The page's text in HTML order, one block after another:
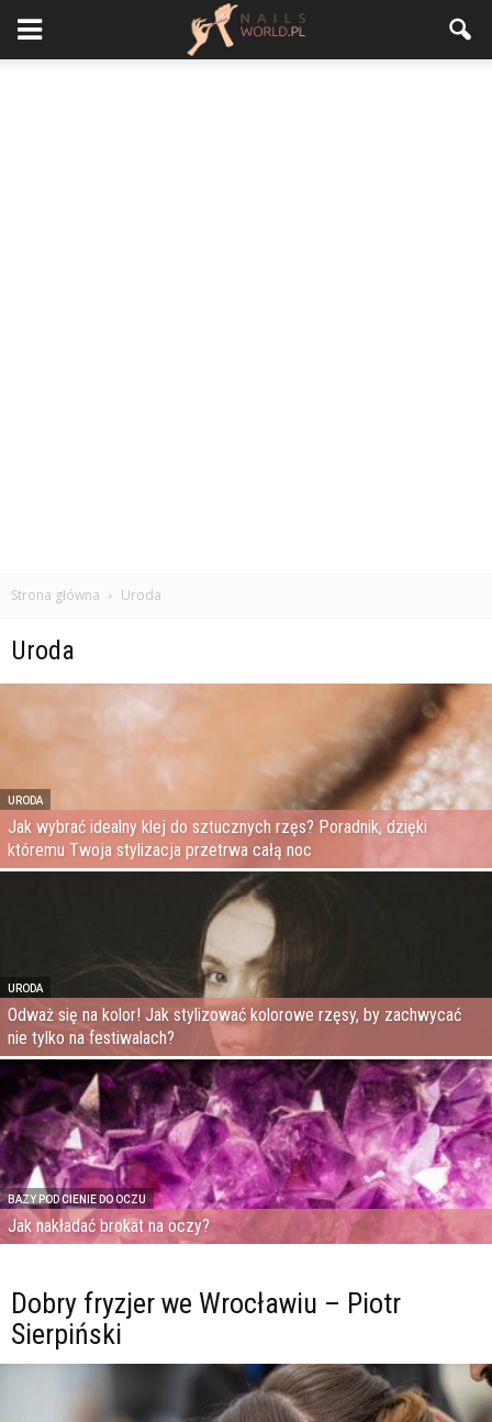
Strona główna Uroda
Uroda
URODA
Jak wybrać idealny klej do sztucznych rzęs? Poradnik, dzięki
któremu Twoja stylizacja przetrwa całą noc
URODA
Odważ się na kolor! Jak stylizować kolorowe rzęsy, by zachwycać
nie tylko na festiwalach?
BAZY POD CIENIE DO OCZU
Jak nakładać brokat na oczy?
Dobry fryzjer we Wrocławiu – Piotr
Sierpiński